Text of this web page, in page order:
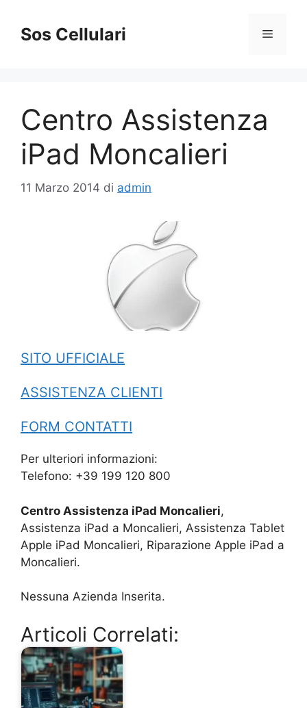
contenuto
Sos Cellulari Menu
Centro Assistenza
iPad Moncalieri
11 Marzo 2014 di admin
SITO UFFICIALE
ASSISTENZA CLIENTI
FORM CONTATTI
Per ulteriori informazioni:
Telefono: +39 199 120 800
Centro Assistenza iPad Moncalieri,
Assistenza iPad a Moncalieri, Assistenza Tablet
Apple iPad Moncalieri, Riparazione Apple iPad a
Moncalieri.
Nessuna Azienda Inserita.
Articoli Correlati: